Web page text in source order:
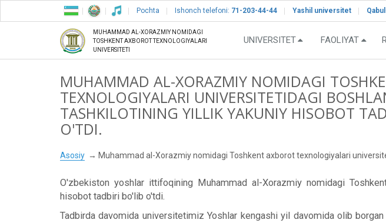
Pochta Ishonch telefoni: 71-203-44-44 Yashil universitet
MUHAMMAD AL-XORAZMIY NOMIDAGI
TOSHKENT AXBOROT TEXNOLOGIYALARI
UNIVERSITETI
UNIVERSITET FAOLIYAT
MUHAMMAD AL-XORAZMIY NOMIDAGI
TEXNOLOGIYALARI UNIVERSITETIDAGI
TASHKILOTINING YILLIK YAKUNIY HISOBOT
O'TDI.
Asosiy Muhammad al-Xorazmiy nomidagi Toshkent axborot texnologiyalari
O'zbekiston yoshlar ittifoqining Muhammad al-Xorazmiy nomidagi
hisobot tadbiri bo'lib o'tdi.
Tadbirda davomida universitetimiz Yoshlar kengashi yil davomida olib